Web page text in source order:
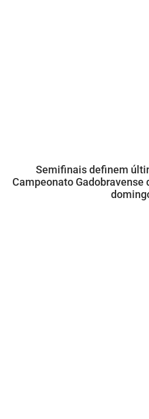
Semifinais definem
Campeonato Gadobravense